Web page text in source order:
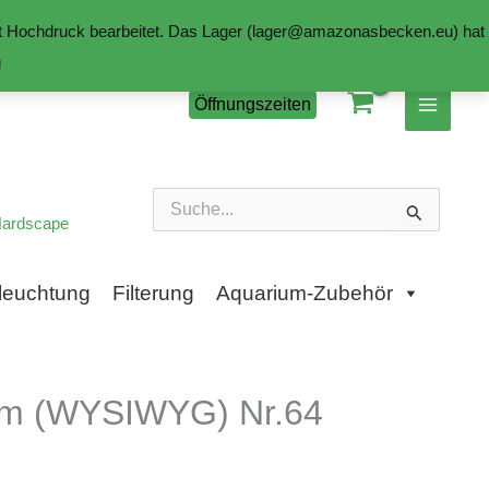
bearbeitet. Das Lager (lager@amazonasbecken.eu) hat
Öffnungszeiten
nach:
Filterung
Aquarium-Zubehör
(WYSIWYG) Nr.64